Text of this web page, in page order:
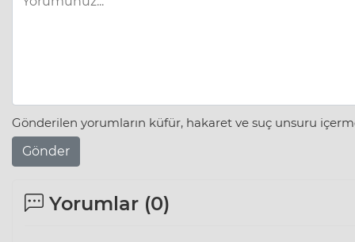
Gönderilen yorumların küfür, hakaret ve suç unsuru
Gönder
Yorumlar (0)